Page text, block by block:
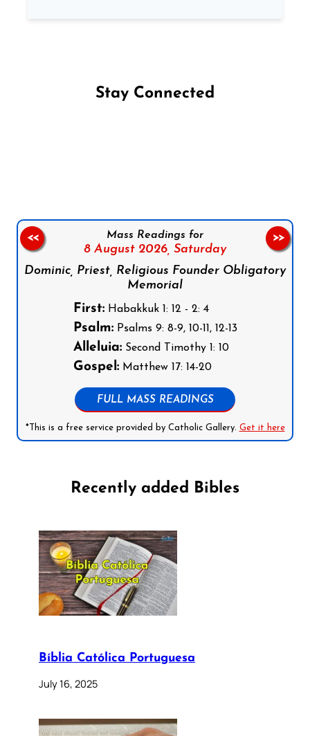
Stay Connected
Mass Readings for
8 August 2026, Saturday
Dominic, Priest, Religious Founder Obligatory
Memorial
First:Habakkuk 1: 12 - 2: 4
Psalm:Psalms 9: 8-9, 10-11, 12-13
Alleluia:Second Timothy 1: 10
Gospel:Matthew 17: 14-20
FULL MASS READINGS
*This is a free service provided by Catholic Gallery. Get it here
<< >>
Recently added Bibles
Bíblia Católica Portuguesa
July 16, 2025